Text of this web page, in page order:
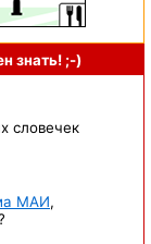
знать! ;-)
словечек
МАИ,